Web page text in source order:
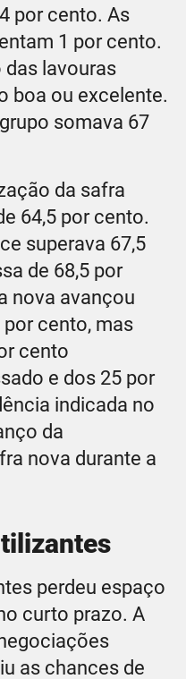
por cento. As
1 por cento.
das lavouras
boa ou excelente.
somava 67
da safra
64,5 por cento.
superava 67,5
de 68,5 por
nova avançou
cento, mas
cento
e dos 25 por
indicada no
da
nova durante a
perdeu espaço
curto prazo. A
as chances de